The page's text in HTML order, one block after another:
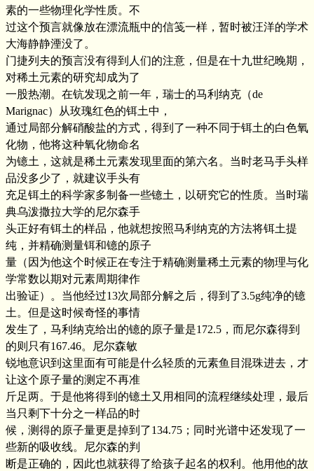
素的一些物理化学性质。不
过这个预言就像放在漂流瓶中的信笺一样，暂时被汪洋的学术
大海静静湮没了。
门捷列夫的预言没有得到人们的注意，但是在十九世纪晚期，
对稀土元素的研究却成为了
一股热潮。在钪发现之前一年，瑞士的马利纳克（de
Marignac）从玫瑰红色的铒土中，
通过局部分解硝酸盐的方式，得到了一种不同于铒土的白色氧
化物，他将这种氧化物命名
为镱土，这就是稀土元素发现里面的第六名。当时老马手头样
品没多少了，就建议手头有
充足铒土的科学家多制备一些镱土，以研究它的性质。当时瑞
典乌泼撒拉大学的尼尔森手
头正好有铒土的样品，他就想按照马利纳克的方法将铒土提
纯，并精确测量铒和镱的原子
量（因为他这个时候正在专注于精确测量稀土元素的物理与化
学常数以期对元素周期律作
出验证）。当他经过13次局部分解之后，得到了3.5g纯净的镱
土。但是这时候奇怪的事情
发生了，马利纳克给出的镱的原子量是172.5，而尼尔森得到
的则只有167.46。尼尔森敏
锐地意识到这里面有可能是什么轻质的元素鱼目混珠进去，才
让这个原子量的测定不再准
斤足两。于是他将得到的镱土又用相同的流程继续处理，最后
当只剩下十分之一样品的时
候，测得的原子量更是掉到了134.75；同时光谱中还发现了一
些新的吸收线。尼尔森的判
断是正确的，因此也就获得了给孩子起名的权利。他用他的故